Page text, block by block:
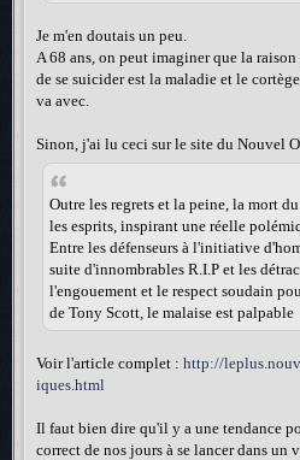
Je m'en doutais un peu.
A 68 ans, on peut imaginer que la
de se suicider est la maladie et le
va avec.
Sinon, j'ai lu ceci sur le site du Nouvel
Outre les regrets et la peine, la mort
les esprits, inspirant une réelle
Entre les défenseurs à l'initiative
suite d'innombrables R.I.P et les
l'engouement et le respect soudain
de Tony Scott, le malaise est palpable
Voir l'article complet : http://
iques.html
Il faut bien dire qu'il y a une tendance
correct de nos jours à se lancer dans